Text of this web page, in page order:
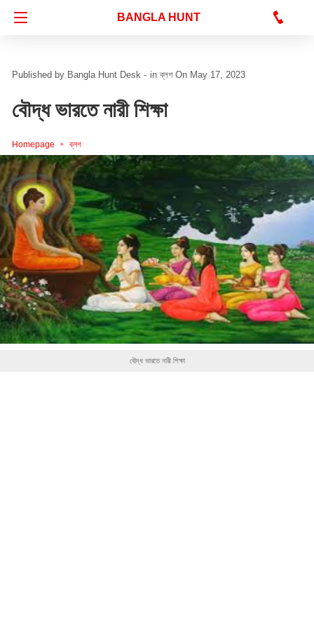
BANGLA HUNT
Bangla Hunt Desk - in ব্লগ On May 17, 2023
বৌদ্ধ ভারতে নারী শিক্ষা
Homepage ব্লগ
বৌদ্ধ ভারতে নারী শিক্ষা